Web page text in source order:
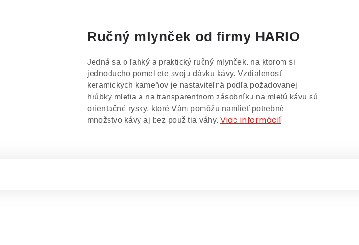
Ručný mlynček od firmy HARIO
Jedná sa o ľahký a praktický ručný mlynček, na ktorom si
jednoducho pomeliete svoju dávku kávy. Vzdialenosť
keramických kameňov je nastaviteľná podľa požadovanej
hrúbky mletia a na transparentnom zásobníku na mletú kávu sú
orientačné rysky, ktoré Vám pomôžu namlieť potrebné
množstvo kávy aj bez použitia váhy. Viac informácií